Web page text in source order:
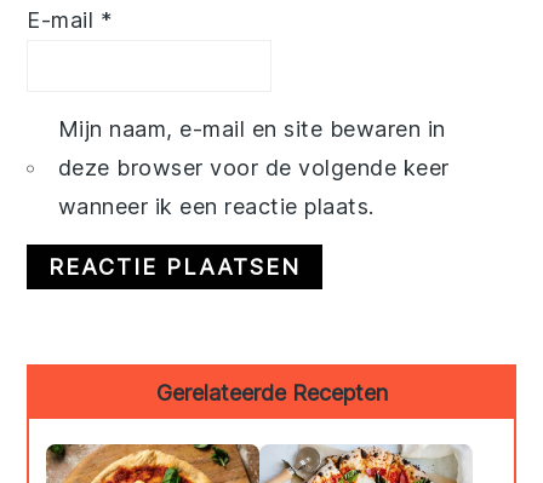
E-mail *
Mijn naam, e-mail en site bewaren in
deze browser voor de volgende keer
wanneer ik een reactie plaats.
Sidebar
Gerelateerde Recepten